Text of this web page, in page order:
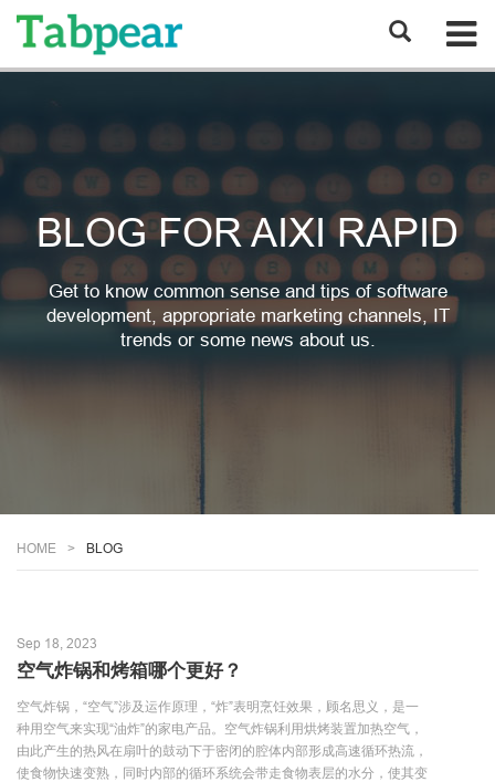
BLOG FOR AIXI RAPID
Get to know common sense and tips of software
development, appropriate marketing channels, IT
trends or some news about us.
HOME BLOG
Sep 18, 2023
空气炸锅和烤箱哪个更好？
空气炸锅，“空气”涉及运作原理，“炸”表明烹饪效果，顾名思义，是一
种用空气来实现“油炸”的家电产品。空气炸锅利用烘烤装置加热空气，
由此产生的热风在扇叶的鼓动下于密闭的腔体内部形成高速循环热流，
使食物快速变熟，同时内部的循环系统会带走食物表层的水分，使其变